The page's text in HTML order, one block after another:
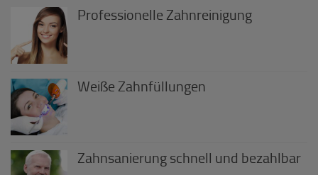
Professionelle Zahnreinigung
Weiße Zahnfüllungen
Zahnsanierung schnell und bezahlbar